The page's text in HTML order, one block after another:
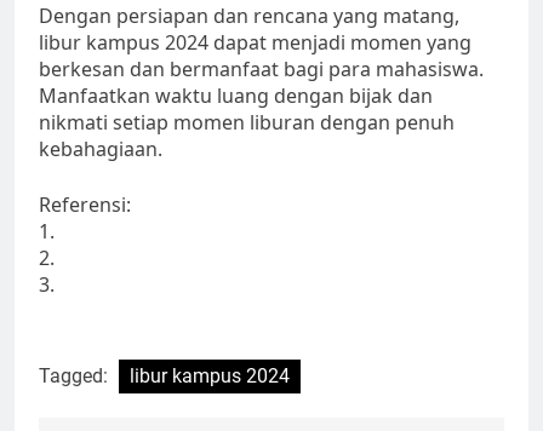
Dengan persiapan dan rencana yang matang,
libur kampus 2024 dapat menjadi momen yang
berkesan dan bermanfaat bagi para mahasiswa.
Manfaatkan waktu luang dengan bijak dan
nikmati setiap momen liburan dengan penuh
kebahagiaan.
Referensi:
1.
2.
3.
Tagged: libur kampus 2024